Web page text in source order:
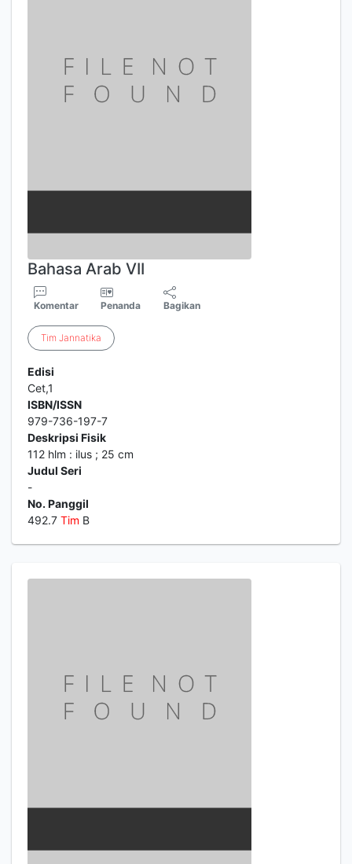
Bahasa Arab VII
Komentar Penanda Bagikan
Tim Jannatika
Edisi
Cet,1
ISBN/ISSN
979-736-197-7
Deskripsi Fisik
112 hlm : ilus ; 25 cm
Judul Seri
-
No. Panggil
492.7 Tim B